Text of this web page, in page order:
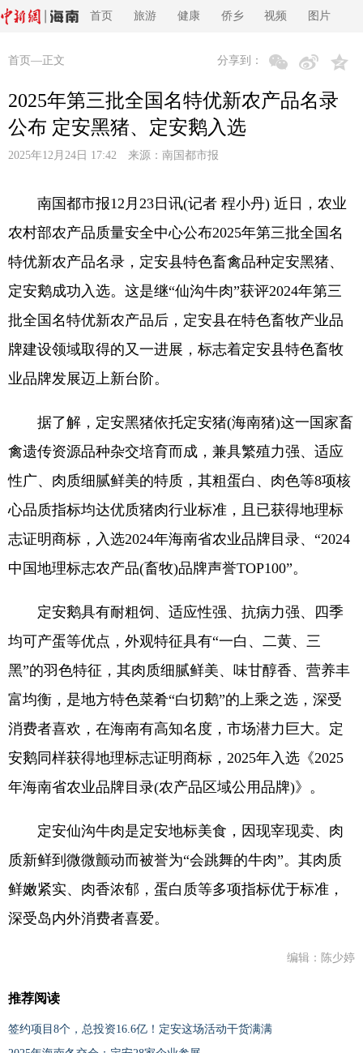
首页 旅游 健康 侨乡 视频 图片
首页 —正文 分享到：
2025年第三批全国名特优新农产品名录
公布 定安黑猪、定安鹅入选
2025年12月24日 17:42 来源： 南国都市报
南国都市报12月23日讯(记者 程小丹) 近日，农业
农村部农产品质量安全中心公布2025年第三批全国名
特优新农产品名录，定安县特色畜禽品种定安黑猪、
定安鹅成功入选。这是继“仙沟牛肉”获评2024年第三
批全国名特优新农产品后，定安县在特色畜牧产业品
牌建设领域取得的又一进展，标志着定安县特色畜牧
业品牌发展迈上新台阶。
据了解，定安黑猪依托定安猪(海南猪)这一国家畜
禽遗传资源品种杂交培育而成，兼具繁殖力强、适应
性广、肉质细腻鲜美的特质，其粗蛋白、肉色等8项核
心品质指标均达优质猪肉行业标准，且已获得地理标
志证明商标，入选2024年海南省农业品牌目录、“2024
中国地理标志农产品(畜牧)品牌声誉TOP100”。
定安鹅具有耐粗饲、适应性强、抗病力强、四季
均可产蛋等优点，外观特征具有“一白、二黄、三
黑”的羽色特征，其肉质细腻鲜美、味甘醇香、营养丰
富均衡，是地方特色菜肴“白切鹅”的上乘之选，深受
消费者喜欢，在海南有高知名度，市场潜力巨大。定
安鹅同样获得地理标志证明商标，2025年入选《2025
年海南省农业品牌目录(农产品区域公用品牌)》。
定安仙沟牛肉是定安地标美食，因现宰现卖、肉
质新鲜到微微颤动而被誉为“会跳舞的牛肉”。其肉质
鲜嫩紧实、肉香浓郁，蛋白质等多项指标优于标准，
深受岛内外消费者喜爱。
编辑：陈少婷
推荐阅读
签约项目8个，总投资16.6亿！定安这场活动干货满满